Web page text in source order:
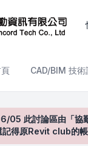
CAD/BIM 技術
05 此討論區由「協
記得原Revit club的